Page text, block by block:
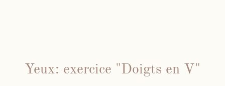
Yeux: exercice "Doigts en V"